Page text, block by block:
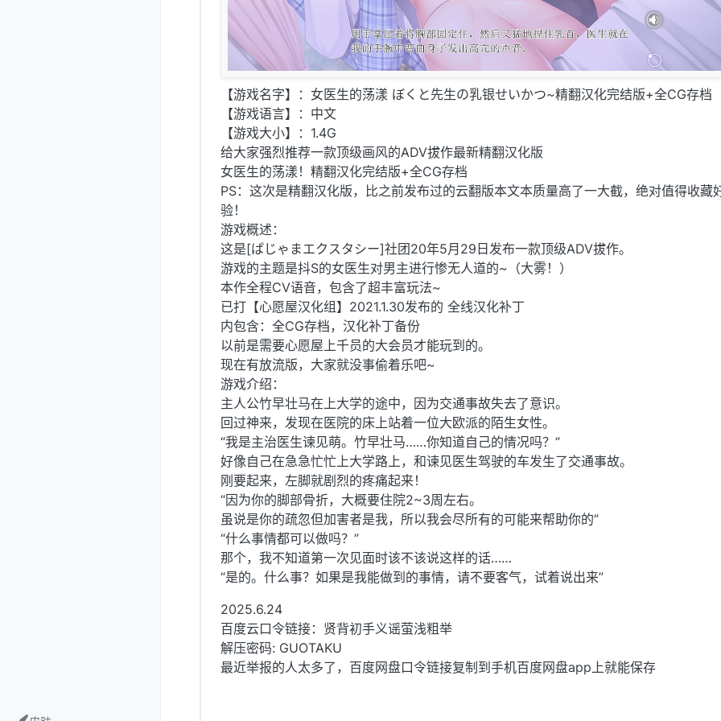
【游戏名字】：女医生的荡漾 ぼくと先生の乳银せいかつ~精翻汉化完结版+全CG存档
【游戏语言】：中文
【游戏大小】：1.4G
给大家强烈推荐一款顶级画风的ADV拔作最新精翻汉化版
女医生的荡漾！精翻汉化完结版+全CG存档
PS：这次是精翻汉化版，比之前发布过的云翻版本文本质量高了一大截，绝对值得收藏
验！
游戏概述：
这是[ぱじゃまエクスタシー]社团20年5月29日发布一款顶级ADV拔作。
游戏的主题是抖S的女医生对男主进行惨无人道的~（大雾！）
本作全程CV语音，包含了超丰富玩法~
已打【心愿屋汉化组】2021.1.30发布的 全线汉化补丁
内包含：全CG存档，汉化补丁备份
以前是需要心愿屋上千员的大会员才能玩到的。
现在有放流版，大家就没事偷着乐吧~
游戏介绍：
主人公竹早壮马在上大学的途中，因为交通事故失去了意识。
回过神来，发现在医院的床上站着一位大欧派的陌生女性。
“我是主治医生谏见萌。竹早壮马……你知道自己的情况吗？”
好像自己在急急忙忙上大学路上，和谏见医生驾驶的车发生了交通事故。
刚要起来，左脚就剧烈的疼痛起来！
“因为你的脚部骨折，大概要住院2~3周左右。
虽说是你的疏忽但加害者是我，所以我会尽所有的可能来帮助你的”
“什么事情都可以做吗？”
那个，我不知道第一次见面时该不该说这样的话……
“是的。什么事？如果是我能做到的事情，请不要客气，试着说出来”
2025.6.24
百度云口令链接：贤背初手义谣萤浅粗举
解压密码: GUOTAKU
最近举报的人太多了，百度网盘口令链接复制到手机百度网盘app上就能保存